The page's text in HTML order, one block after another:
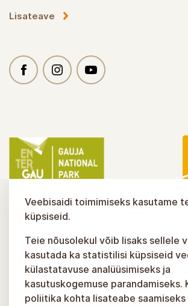
Lisateave
Veebisaidi toimimiseks kasutame
küpsiseid.
Teie nõusolekul võib lisaks sellele
kasutada ka statistilisi küpsiseid
külastatavuse analüüsimiseks ja
kasutuskogemuse parandamiseks.
poliitika kohta lisateabe saamiseks